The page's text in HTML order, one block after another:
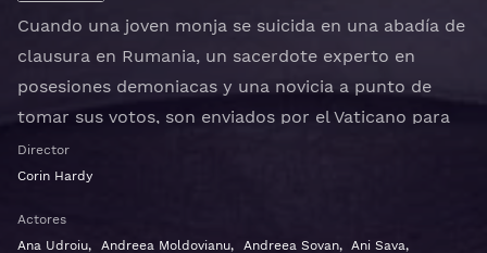
Cuando una joven monja se suicida en una abadía de
clausura en Rumania, un sacerdote experto en
posesiones demoniacas y una novicia a punto de
tomar sus votos, son enviados por el Vaticano para
investigar. Juntos descubren el profano secreto de la
orden. Arriesgando no solo sus propias vidas sino su
maléfica en forma de monja demoníaca, en una
Director
Corin Hardy
Actores
Ana Udroiu, Andreea Moldovianu, Andreea Sovan, Ani Sava,